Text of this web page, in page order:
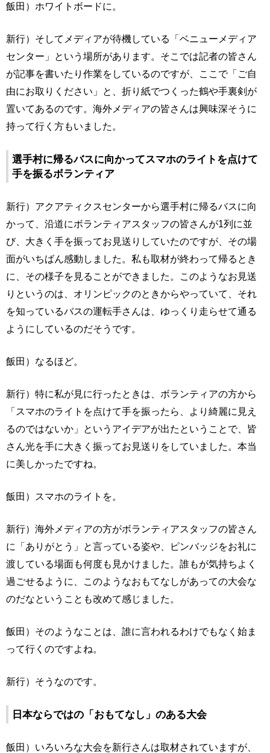
飯田）ホワイトボードに。
新行）そしてメディアが待機している「ベニューメディア
センター」という場所があります。そこでは記者の皆さん
が記事を書いたり作業をしているのですが、ここで「ご自
由にお取りください」と、折り紙でつくった鶴や手裏剣が
置いてあるのです。海外メディアの皆さんは興味深そうに
持って行く方もいました。
選手村に帰るバスに向かってスマホのライトを点けて
手を振るボランティア
新行）アクアティクスセンターから選手村に帰るバスに向
かって、沿道にボランティアスタッフの皆さんが1列に並
び、大きく手を振ってお見送りしていたのですが、その場
面がいちばん感動しました。私も取材が終わって帰るとき
に、その様子を見ることができました。このようなお見送
りというのは、オリンピックのときからやっていて、それ
を知っているバスの運転手さんは、ゆっくり走らせて通る
ようにしているのだそうです。
飯田）なるほど。
新行）特に私が見に行ったときは、ボランティアの方から
「スマホのライトを点けて手を振ったら、より綺麗に見え
るのではないか」というアイデアが出たということで、皆
さん光を手に大きく振ってお見送りをしていました。本当
に美しかったですね。
飯田）スマホのライトを。
新行）海外メディアの方がボランティアスタッフの皆さん
に「ありがとう」と言っている姿や、ピンバッジをお礼に
渡している場面も何度も見かけました。誰もが気持ちよく
過ごせるように、このようなおもてなしがあっての大会な
のだなということも改めて感じました。
飯田）そのようなことは、誰に言われるわけでもなく始ま
って行くのですよね。
新行）そうなのです。
日本ならではの「おもてなし」のある大会
飯田）いろいろな大会を新行さんは取材されていますが、